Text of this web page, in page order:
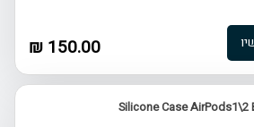
150.00 ₪
Silicone Case AirPods1\2